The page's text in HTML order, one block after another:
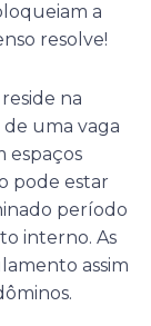
a
resolve!
na
uma vaga
espaços
pode estar
período
interno. As
assim